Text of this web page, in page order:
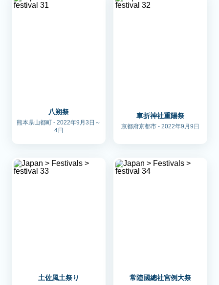
八朔祭
熊本県山都町 - 2022年9月3日～
4日
車折神社重陽祭
京都府京都市 - 2022年9月9日
土佐風土祭り 常陸國總社宮例大祭